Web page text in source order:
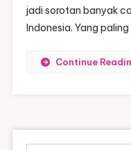
jadi sorotan banyak
Indonesia. Yang
Continue